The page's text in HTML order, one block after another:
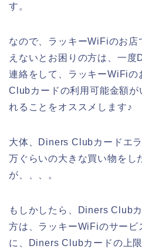
す。
なので、ラッキーWiFiのお
えないとお困りの方は、一
連絡をして、ラッキーWiFi
Clubカードの利用可能金額が
れることをオススメします♪
大体、Diners Clubカードエ
万ぐらいの大きな買い物をし
が、、、。
もしかしたら、Diners Club
方は、ラッキーWiFiのサービ
に、Diners Clubカードの上